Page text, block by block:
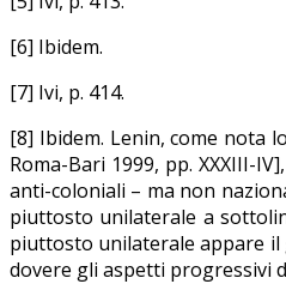
[6] Ibidem.
[7] Ivi, p. 414.
[8] Ibidem. Lenin, come nota
Roma-Bari 1999, pp. XXXIII-
anti-coloniali – ma non
piuttosto unilaterale a
piuttosto unilaterale appare il
dovere gli aspetti progressivi